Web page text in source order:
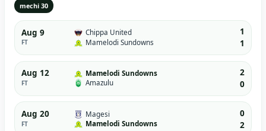
mechi 30
Aug 9
FT
Chippa United
Mamelodi Sundowns
1
1
Aug 12
FT
Mamelodi Sundowns
Amazulu
2
0
Aug 20
FT
Magesi
Mamelodi Sundowns
0
2